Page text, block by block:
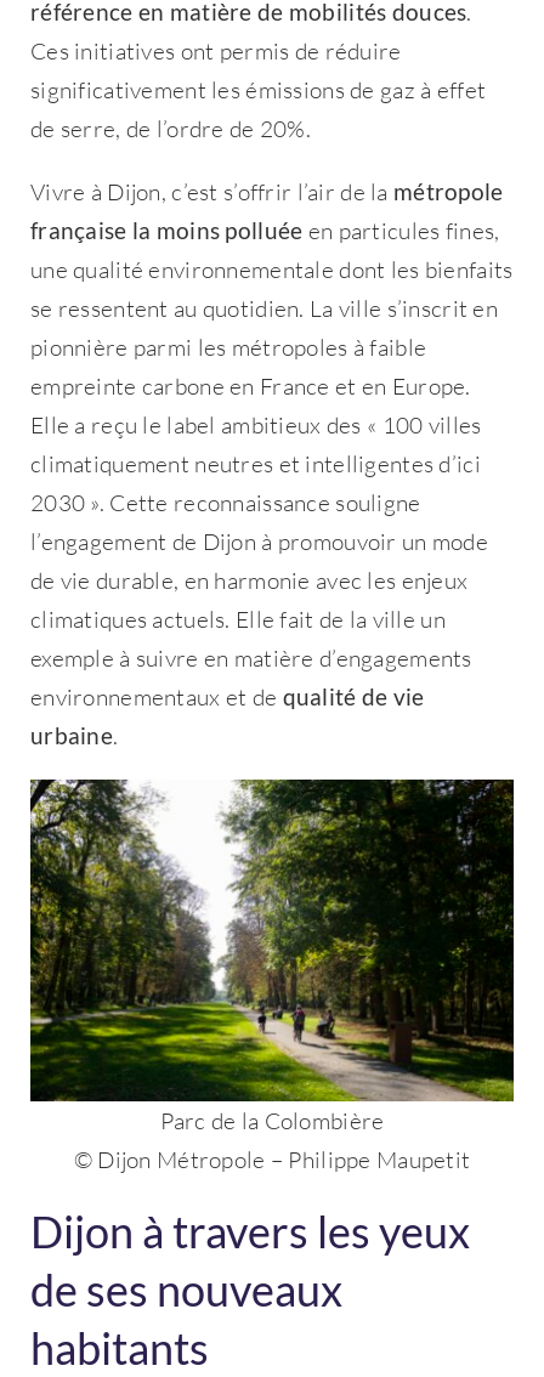
référence en matière de mobilités douces.
Ces initiatives ont permis de réduire
significativement les émissions de gaz à effet
de serre, de l’ordre de 20%.
Vivre à Dijon, c’est s’offrir l’air de la métropole
française la moins polluée en particules fines,
une qualité environnementale dont les bienfaits
se ressentent au quotidien. La ville s’inscrit en
pionnière parmi les métropoles à faible
empreinte carbone en France et en Europe.
Elle a reçu le label ambitieux des « 100 villes
climatiquement neutres et intelligentes d’ici
2030 ». Cette reconnaissance souligne
l’engagement de Dijon à promouvoir un mode
de vie durable, en harmonie avec les enjeux
climatiques actuels. Elle fait de la ville un
exemple à suivre en matière d’engagements
environnementaux et de qualité de vie
urbaine.
Parc de la Colombière
© Dijon Métropole – Philippe Maupetit
Dijon à travers les yeux
de ses nouveaux
habitants
Rester connecté
Se connecter
en un maintenant !